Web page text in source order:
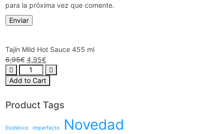
para la próxima vez que comente.
Tajín Mild Hot Sauce 455 ml
6,95€ 4,95€
Add to Cart
Product Tags
Esotérico Imperfecto Novedad